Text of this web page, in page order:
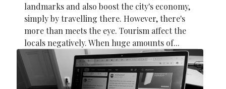
landmarks and also boost the city's economy,
simply by travelling there. However, there's
more than meets the eye. Tourism affect the
locals negatively. When huge amounts of...